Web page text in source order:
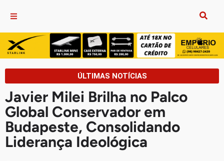
ÚLTIMAS NOTÍCIAS
Javier Milei Brilha no Palco
Global Conservador em
Budapeste, Consolidando
Liderança Ideológica